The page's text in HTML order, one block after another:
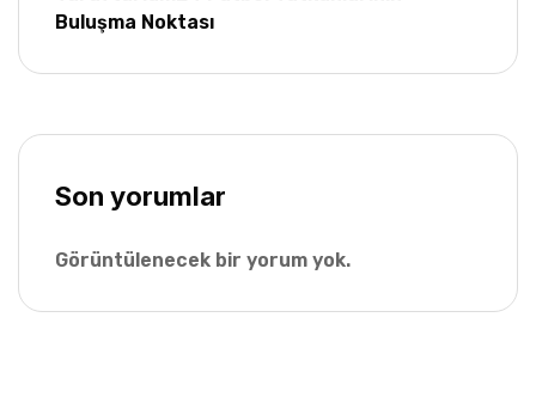
Buluşma Noktası
Son yorumlar
Görüntülenecek bir yorum yok.